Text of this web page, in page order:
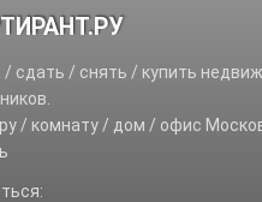
сдать / снять / купить
/ комнату / дом / офис